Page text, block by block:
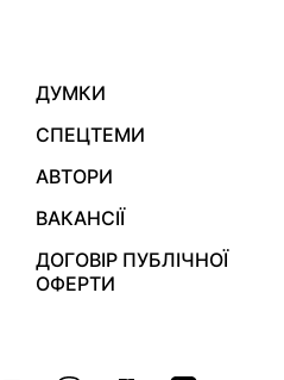
ДУМКИ
СПЕЦТЕМИ
АВТОРИ
ВАКАНСІЇ
ДОГОВІР ПУБЛІЧНОЇ
ОФЕРТИ